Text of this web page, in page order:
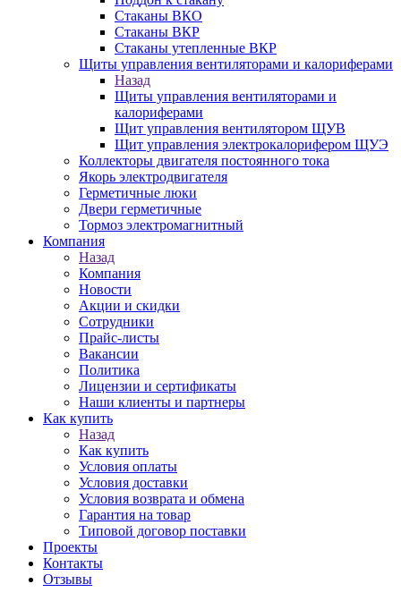
Стаканы ВКО
Стаканы ВКР
Стаканы утепленные ВКР
Щиты управления вентиляторами и калориферами
Назад
Щиты управления вентиляторами и
калориферами
Щит управления вентилятором ЩУВ
Щит управления электрокалорифером ЩУЭ
Коллекторы двигателя постоянного тока
Якорь электродвигателя
Герметичные люки
Двери герметичные
Тормоз электромагнитный
Компания
Назад
Компания
Новости
Акции и скидки
Сотрудники
Прайс-листы
Вакансии
Политика
Лицензии и сертификаты
Наши клиенты и партнеры
Как купить
Назад
Как купить
Условия оплаты
Условия доставки
Условия возврата и обмена
Гарантия на товар
Типовой договор поставки
Проекты
Контакты
Отзывы